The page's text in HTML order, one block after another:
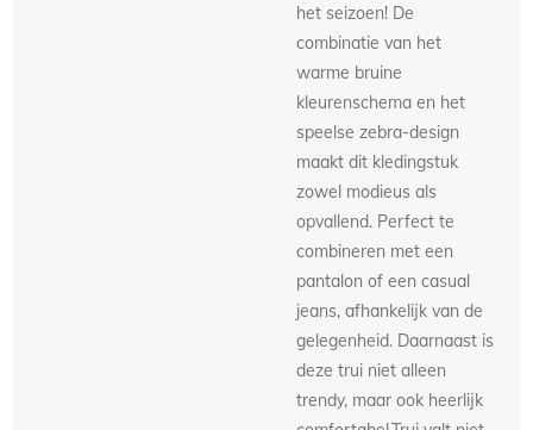
het seizoen! De
combinatie van het
warme bruine
kleurenschema en het
speelse zebra-design
maakt dit kledingstuk
zowel modieus als
opvallend. Perfect te
combineren met een
pantalon of een casual
jeans, afhankelijk van de
gelegenheid. Daarnaast is
deze trui niet alleen
trendy, maar ook heerlijk